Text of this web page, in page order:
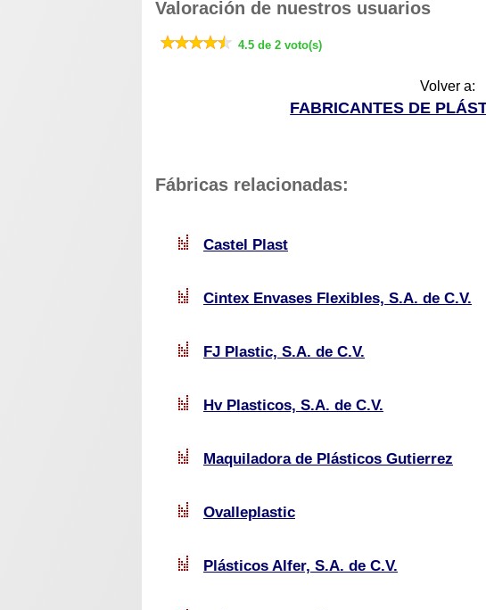
Valoración de nuestros usuarios
4.5 de 2 voto(s)
Volver a:
FABRICANTES DE
Fábricas relacionadas:
Castel Plast
Cintex Envases Flexibles, S.A. de C.V.
FJ Plastic, S.A. de C.V.
Hv Plasticos, S.A. de C.V.
Maquiladora de Plásticos Gutierrez
Ovalleplastic
Plásticos Alfer, S.A. de C.V.